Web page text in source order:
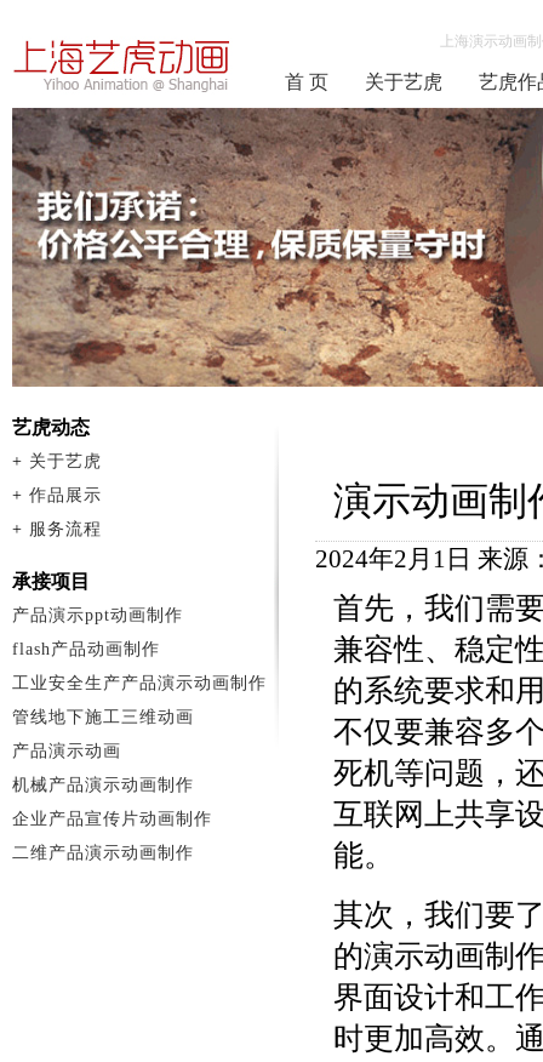
上海演示动画
首 页 关于艺虎 艺虎作
演示动画制
2024年2月1日 来源
首先，我们需
兼容性、稳定
的系统要求和
不仅要兼容多
死机等问题，
互联网上共享
能。
其次，我们要
的演示动画制
界面设计和工
时更加高效。
艺虎动态
+ 关于艺虎
+ 作品展示
+ 服务流程
承接项目
产品演示ppt动画制作
flash产品动画制作
工业安全生产产品演示动画制作
管线地下施工三维动画
产品演示动画
机械产品演示动画制作
企业产品宣传片动画制作
二维产品演示动画制作